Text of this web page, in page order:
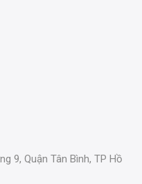
9, Quận Tân Bình, TP Hồ